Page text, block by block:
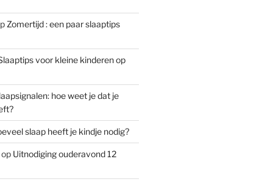
Zomertijd : een paar slaaptips
voor kleine kinderen op
hoe weet je dat je
slaap heeft je kindje nodig?
Uitnodiging ouderavond 12